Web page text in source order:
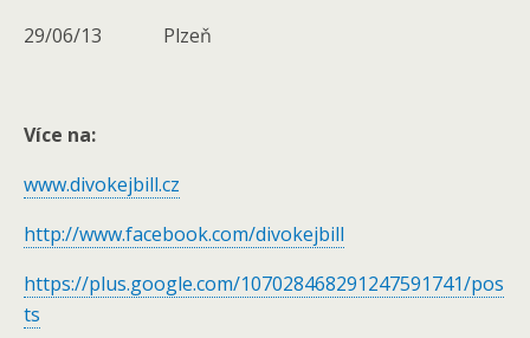
29/06/13 Plzeň
Více na:
www.divokejbill.cz
http://www.facebook.com/divokejbill
https://plus.google.com/107028468291247591741/pos
ts